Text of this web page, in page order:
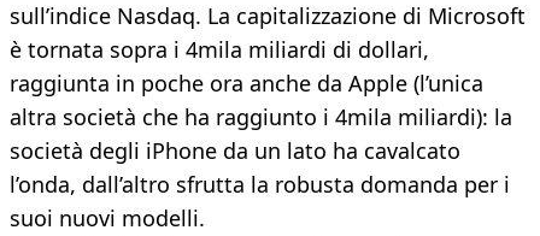
sull’indice Nasdaq. La capitalizzazione di Microsoft
è tornata sopra i 4mila miliardi di dollari,
raggiunta in poche ora anche da Apple (l’unica
altra società che ha raggiunto i 4mila miliardi): la
società degli iPhone da un lato ha cavalcato
l’onda, dall’altro sfrutta la robusta domanda per i
suoi nuovi modelli.